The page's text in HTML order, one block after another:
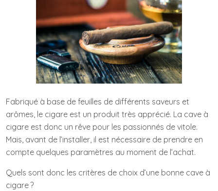
Fabriqué à base de feuilles de différents saveurs et
arômes, le cigare est un produit très apprécié. La cave à
cigare est donc un rêve pour les passionnés de vitole.
Mais, avant de l’installer, il est nécessaire de prendre en
compte quelques paramètres au moment de l’achat.
Quels sont donc les critères de choix d’une bonne cave à
cigare ?